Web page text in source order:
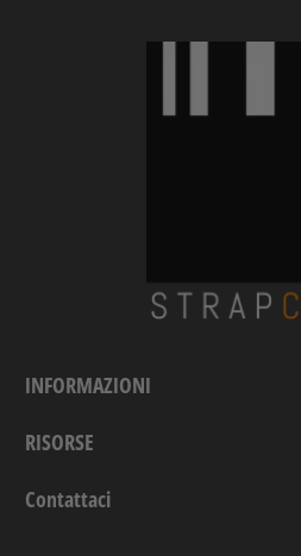
INFORMAZIONI
RISORSE
Contattaci